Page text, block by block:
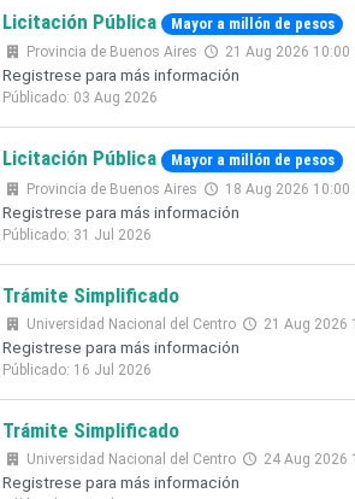
Licitación Pública Mayor a millón de pesos
Provincia de Buenos Aires 21 Aug 2026 10:00
Registrese para más información
Públicado: 03 Aug 2026
Licitación Pública Mayor a millón de pesos
Provincia de Buenos Aires 18 Aug 2026 10:00
Registrese para más información
Públicado: 31 Jul 2026
Trámite Simplificado
Universidad Nacional del Centro 21 Aug 2026
Registrese para más información
Públicado: 16 Jul 2026
Trámite Simplificado
Universidad Nacional del Centro 24 Aug 2026
Registrese para más información